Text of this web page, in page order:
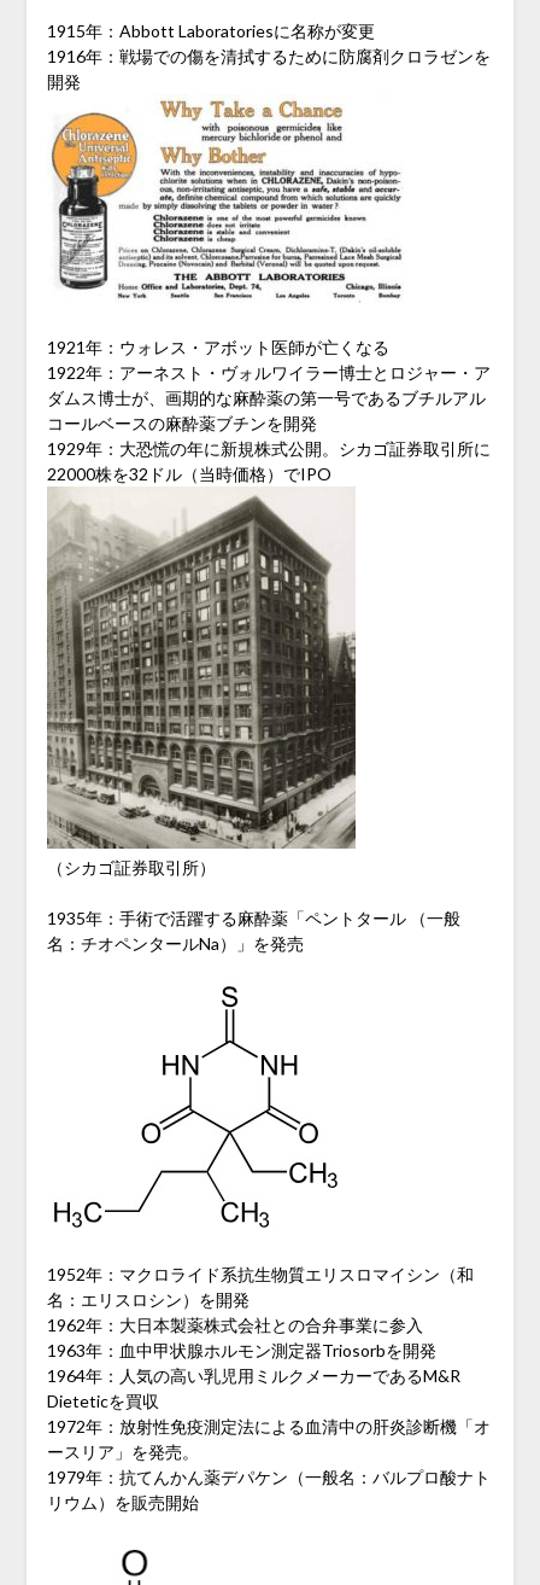
1915年：Abbott Laboratoriesに名称が変更
1916年：戦場での傷を清拭するために防腐剤クロラゼンを
開発
1921年：ウォレス・アボット医師が亡くなる
1922年：アーネスト・ヴォルワイラー博士とロジャー・ア
ダムス博士が、画期的な麻酔薬の第一号であるブチルアル
コールベースの麻酔薬ブチンを開発
1929年：大恐慌の年に新規株式公開。シカゴ証券取引所に
22000株を32ドル（当時価格）でIPO
（シカゴ証券取引所）
1935年：手術で活躍する麻酔薬「ペントタール （一般
名：チオペンタールNa）」を発売
1952年：マクロライド系抗生物質エリスロマイシン（和
名：エリスロシン）を開発
1962年：大日本製薬株式会社との合弁事業に参入
1963年：血中甲状腺ホルモン測定器Triosorbを開発
1964年：人気の高い乳児用ミルクメーカーであるM&R
Dieteticを買収
1972年：放射性免疫測定法による血清中の肝炎診断機「オ
ースリア」を発売。
1979年：抗てんかん薬デパケン（一般名：バルプロ酸ナト
リウム）を販売開始